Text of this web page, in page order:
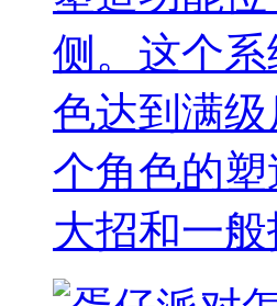
侧。这个
色达到满
个角色的
大招和一